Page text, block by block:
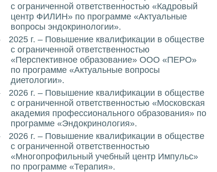
с ограниченной ответственностью «Кадровый
центр ФИЛИН» по программе «Актуальные
вопросы эндокринологии».
2025 г. – Повышение квалификации в обществе
с ограниченной ответственностью
«Перспективное образование» ООО «ПЕРО»
по программе «Актуальные вопросы
диетологии».
2026 г. – Повышение квалификации в обществе
с ограниченной ответственностью «Московская
академия профессионального образования» по
программе «Эндокринология».
2026 г. – Повышение квалификации в обществе
с ограниченной ответственностью
«Многопрофильный учебный центр Импульс»
по программе «Терапия».